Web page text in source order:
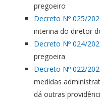
pregoeiro
Decreto Nº 025/
interina do diretor
Decreto Nº 024/
pregoeira
Decreto Nº 022/
medidas
dá outras